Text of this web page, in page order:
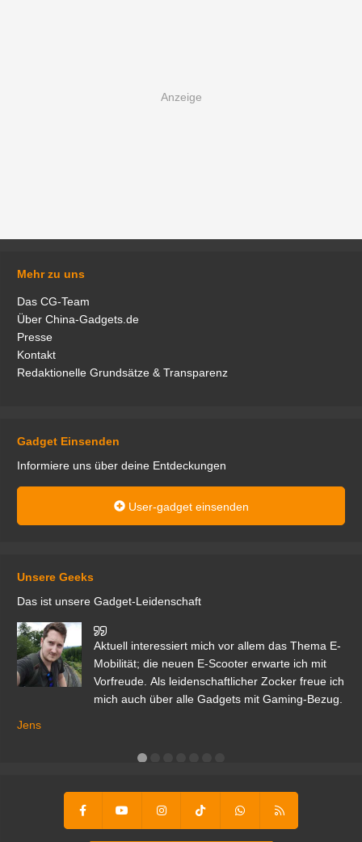
Mehr zu uns
Das CG-Team
Über China-Gadgets.de
Presse
Kontakt
Redaktionelle Grundsätze & Transparenz
Gadget Einsenden
Informiere uns über deine Entdeckungen
User-gadget einsenden
Unsere Geeks
Das ist unsere Gadget-Leidenschaft
Aktuell interessiert mich vor allem das Thema E-
Mobilität; die neuen E-Scooter erwarte ich mit
Vorfreude. Als leidenschaftlicher Zocker freue ich
mich auch über alle Gadgets mit Gaming-Bezug.
Jens